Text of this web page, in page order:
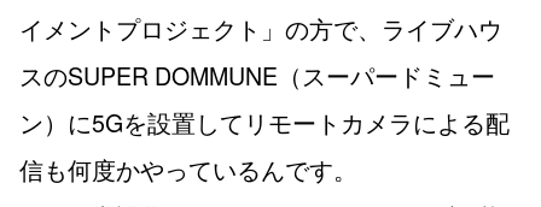
イメントプロジェクト」の方で、ライブハウ
スのSUPER DOMMUNE（スーパードミュー
ン）に5Gを設置してリモートカメラによる配
信も何度かやっているんです。